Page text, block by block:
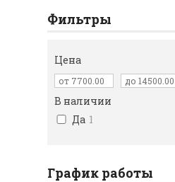
Фильтры
Цена
В наличии
Да 1
График работы